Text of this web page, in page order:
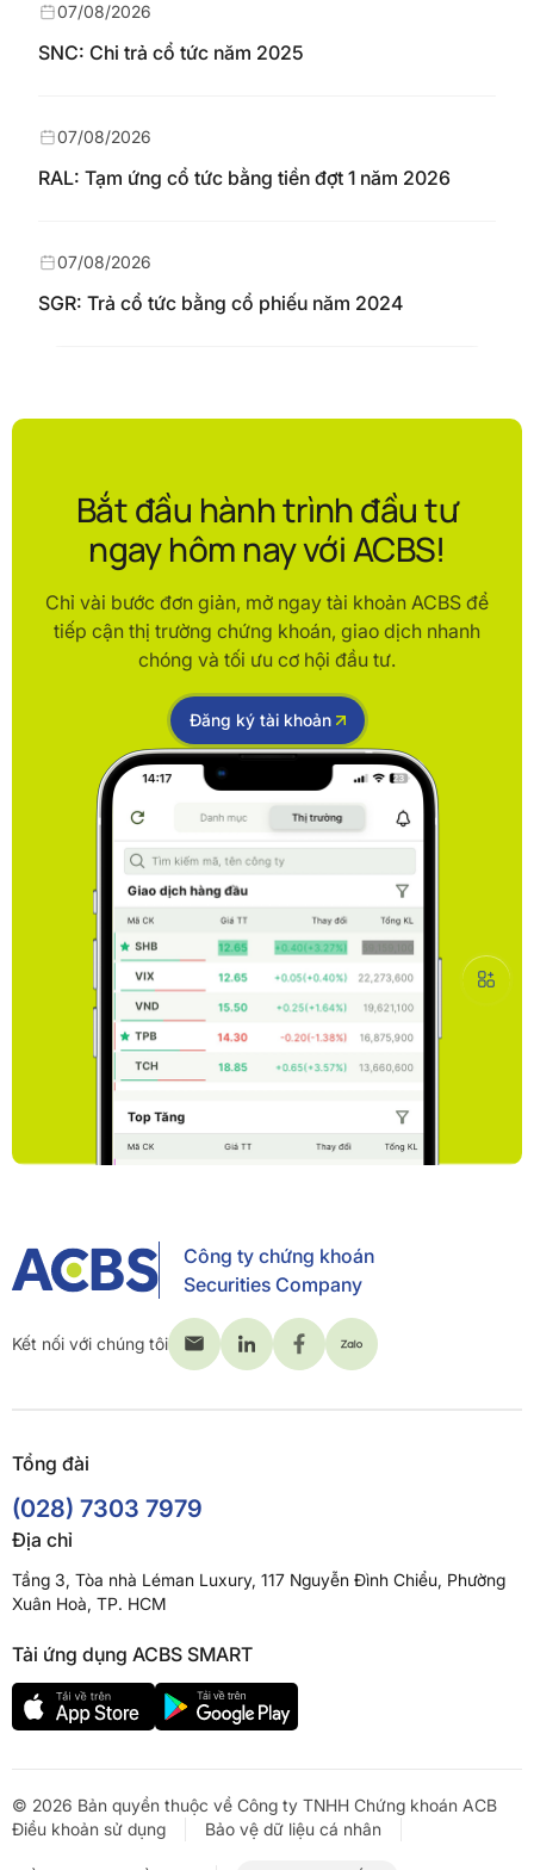
SNC: Chi trả cổ tức năm 2025
07/08/2026
RAL: Tạm ứng cổ tức bằng tiền đợt 1 năm 2026
07/08/2026
SGR: Trả cổ tức bằng cổ phiếu năm 2024
07/08/2026
Bắt đầu hành trình đầu tư
ngay hôm nay với ACBS!
Chỉ vài bước đơn giản, mở ngay tài khoản ACBS để
tiếp cận thị trường chứng khoán, giao dịch nhanh
chóng và tối ưu cơ hội đầu tư.
Đăng ký tài khoản
Công ty chứng khoán
Securities Company
Kết nối với chúng tôi
Tổng đài
(028) 7303 7979
Địa chỉ
Tầng 3, Tòa nhà Léman Luxury, 117 Nguyễn Đình Chiểu, Phường
Xuân Hoà, TP. HCM
Tải ứng dụng ACBS SMART
© 2026 Bản quyền thuộc về Công ty TNHH Chứng khoán ACB
Điều khoản sử dụng
Bảo vệ dữ liệu cá nhân